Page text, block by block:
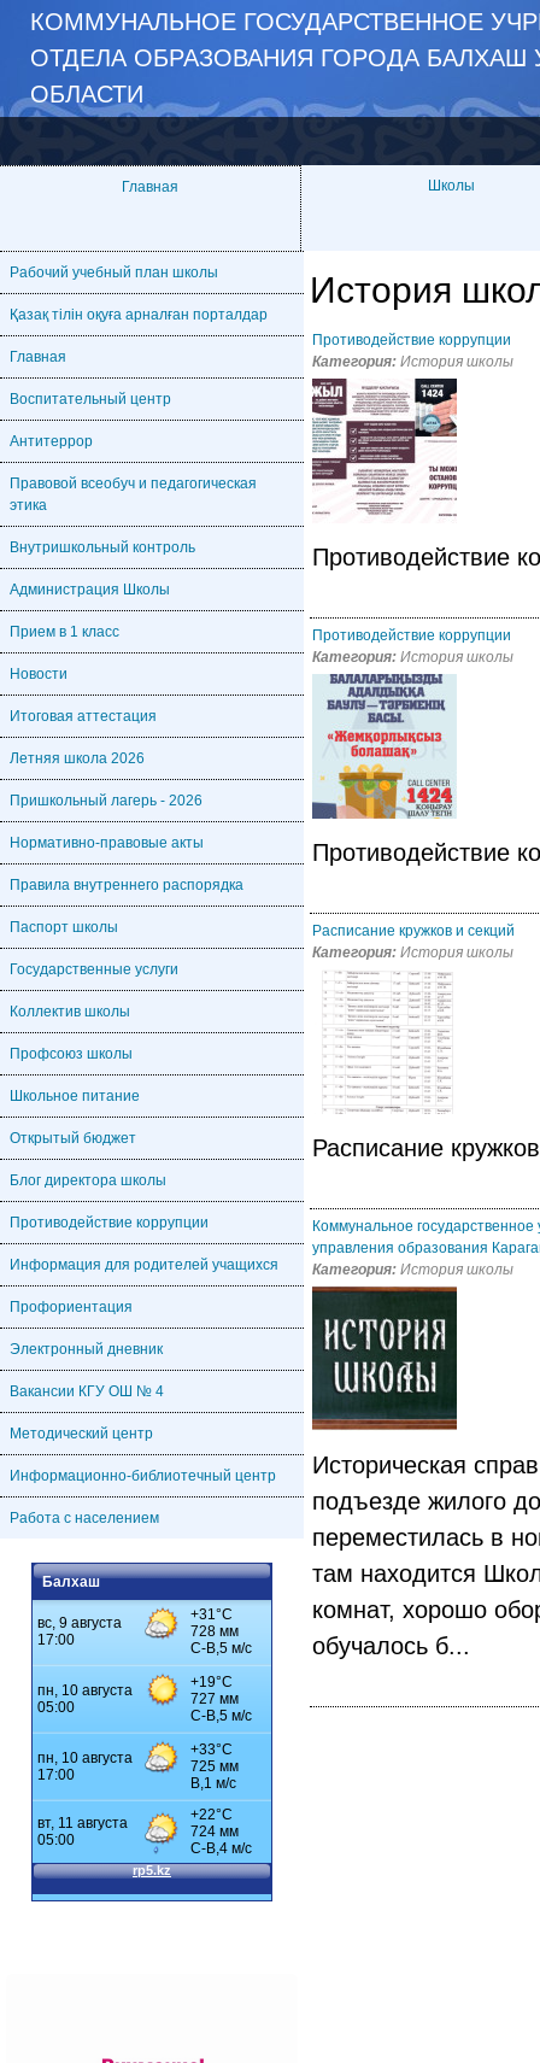
КОММУНАЛЬНОЕ ГОСУДАРСТВЕННОЕ
ОТДЕЛА ОБРАЗОВАНИЯ ГОРОДА БАЛХАШ
ОБЛАСТИ
Главная Школы
Рабочий учебный план школы
Қазақ тілін оқуға арналған порталдар
Главная
Воспитательный центр
Антитеррор
Правовой всеобуч и педагогическая
этика
Внутришкольный контроль
Администрация Школы
Прием в 1 класс
Новости
Итоговая аттестация
Летняя школа 2026
Пришкольный лагерь - 2026
Нормативно-правовые акты
Правила внутреннего распорядка
Паспорт школы
Государственные услуги
Коллектив школы
Профсоюз школы
Школьное питание
Открытый бюджет
Блог директора школы
Противодействие коррупции
Информация для родителей учащихся
Профориентация
Электронный дневник
Вакансии КГУ ОШ № 4
Методический центр
Информационно-библиотечный центр
Работа с населением
Балхаш
История
Противодействие коррупции
Категория: История школы
Противодействие
Противодействие коррупции
Категория: История школы
Противодействие
Расписание кружков и секций
Категория: История школы
Расписание
Коммунальное
управления образования
Категория: История школы
Историческая
подъезде жилого
переместилась в
там находится
комнат, хорошо
обучалось б...